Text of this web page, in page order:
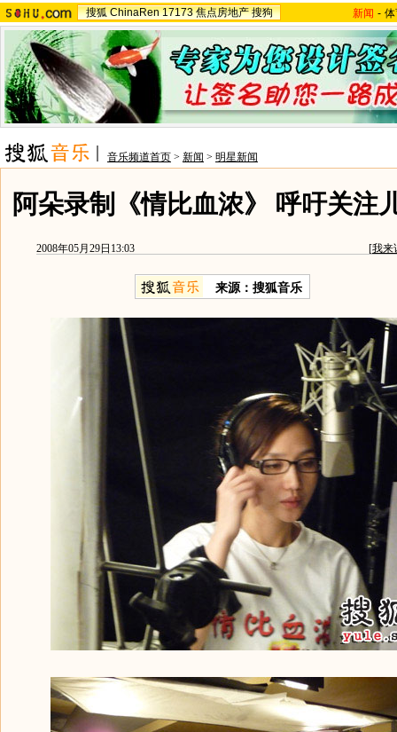
搜狐 ChinaRen 17173 焦点房地产 搜狗 新闻 -
音乐频道首页 > 新闻 > 明星新闻
阿朵录制《情比血浓》 呼吁关注
2008年05月29日13:03 [我来
来源：搜狐音乐